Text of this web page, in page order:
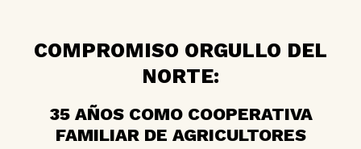
COMPROMISO ORGULLO DEL
NORTE:
35 AÑOS COMO COOPERATIVA
FAMILIAR DE AGRICULTORES